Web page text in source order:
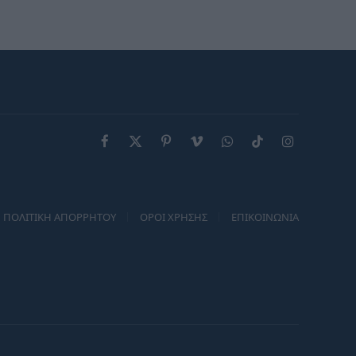
Facebook
X
PinterestVimeoWhatsAppTikTokInstagram
ΠΟΛΙΤΙΚΗ ΑΠΟΡΡΗΤΟΥ ΟΡΟΙ ΧΡΗΣΗΣ ΕΠΙΚΟΙΝΩΝΙΑ